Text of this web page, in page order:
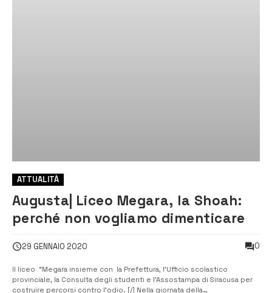
ATTUALITÀ
Augusta| Liceo Megara, la Shoah:
perché non vogliamo dimenticare
29 GENNAIO 2020 0
Il liceo “Megara insieme con la Prefettura, l’Ufficio scolastico
provinciale, la Consulta degli studenti e l’Assostampa di Siracusa per
costruire percorsi contro l’odio. [/] Nella giornata della